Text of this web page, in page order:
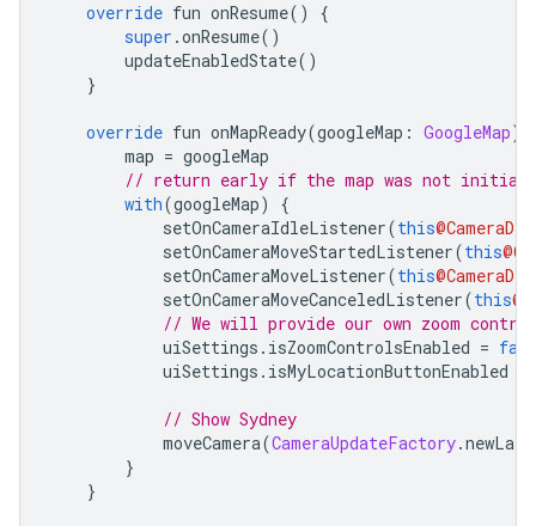
override fun onResume()
{
super .onResume()
updateEnabledState()
}
override fun onMapReady(googleMap : GoogleMap)
map = googleMap
// return early if the map was not
with(googleMap)
{
setOnCameraIdleListener(this
setOnCameraMoveStartedListener(this
setOnCameraMoveListener(this
setOnCameraMoveCanceledListener(this
// We will provide our own zoom
uiSettings . isZoomControlsEnabled =
uiSettings . isMyLocationButtonEnabled
// Show Sydney
moveCamera(CameraUpdateFactory.
}
}